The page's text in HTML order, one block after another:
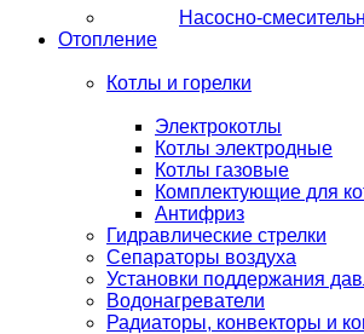
Насосно-
Отопление
Котлы и горелки
Электрокотлы
Котлы электродные
Котлы газовые
Комплектующие для
Антифриз
Гидравлические стрелки
Сепараторы воздуха
Установки поддержания
Водонагреватели
Радиаторы, конвекторы и